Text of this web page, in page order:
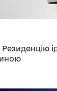
Резиденцію